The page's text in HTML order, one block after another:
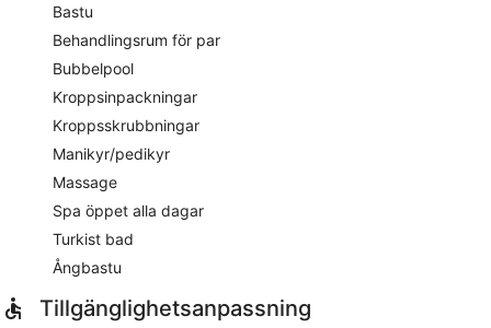
Bastu
Behandlingsrum för par
Bubbelpool
Kroppsinpackningar
Kroppsskrubbningar
Manikyr/pedikyr
Massage
Spa öppet alla dagar
Turkist bad
Ångbastu
Tillgänglighetsanpassning